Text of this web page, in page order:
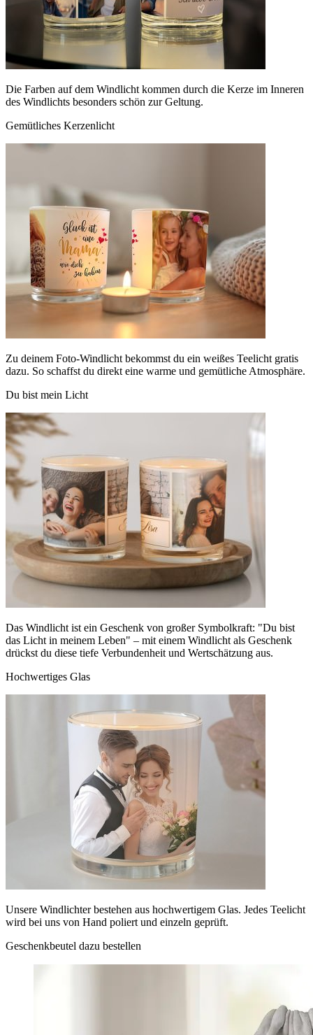
Die Farben auf dem Windlicht kommen durch die Kerze im Inneren
des Windlichts besonders schön zur Geltung.
Gemütliches Kerzenlicht
Zu deinem Foto-Windlicht bekommst du ein weißes Teelicht gratis
dazu. So schaffst du direkt eine warme und gemütliche Atmosphäre.
Du bist mein Licht
Das Windlicht ist ein Geschenk von großer Symbolkraft: "Du bist
das Licht in meinem Leben" – mit einem Windlicht als Geschenk
drückst du diese tiefe Verbundenheit und Wertschätzung aus.
Hochwertiges Glas
Unsere Windlichter bestehen aus hochwertigem Glas. Jedes Teelicht
wird bei uns von Hand poliert und einzeln geprüft.
Geschenkbeutel dazu bestellen